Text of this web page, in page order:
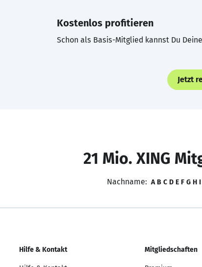
Kostenlos profitieren
Schon als Basis-Mitglied kannst Du
Jetzt
21 Mio. XING
Nachname: A B C D E F G H I
Hilfe & Kontakt Mitgliedschaften